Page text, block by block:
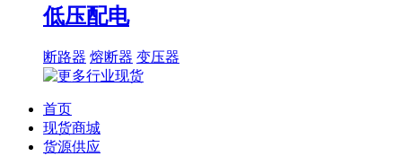
低压配电
断路器 熔断器 变压器
首页
现货商城
货源供应